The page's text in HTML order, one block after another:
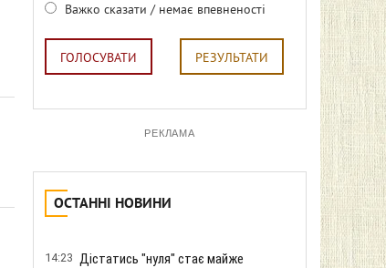
Важко сказати / немає впевненості
ГОЛОСУВАТИ РЕЗУЛЬТАТИ
РЕКЛАМА
ОСТАННІ НОВИНИ
14:23 Дістатись "нуля" стає майже